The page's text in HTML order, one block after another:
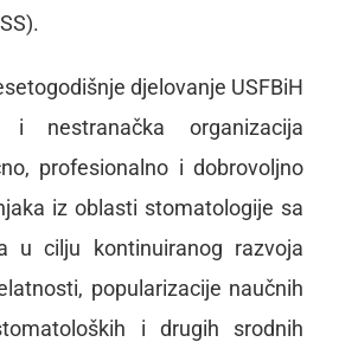
djelovanje USFBiH
i nestranačka organizacija
profesionalno i dobrovoljno
iz oblasti stomatologije sa
u cilju kontinuiranog razvoja
popularizacije naučnih
i drugih srodnih